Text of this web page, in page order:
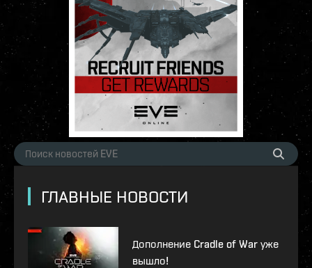
ГЛАВНЫЕ НОВОСТИ
Дополнение Cradle of War уже
вышло!